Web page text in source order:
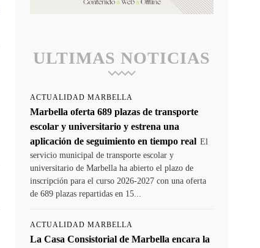
ULTIMAS NOTICIAS
ACTUALIDAD MARBELLA
Marbella oferta 689 plazas de transporte
escolar y universitario y estrena una
aplicación de seguimiento en tiempo real El
servicio municipal de transporte escolar y
universitario de Marbella ha abierto el plazo de
inscripción para el curso 2026-2027 con una oferta
de 689 plazas repartidas en 15...
ACTUALIDAD MARBELLA
La Casa Consistorial de Marbella encara la